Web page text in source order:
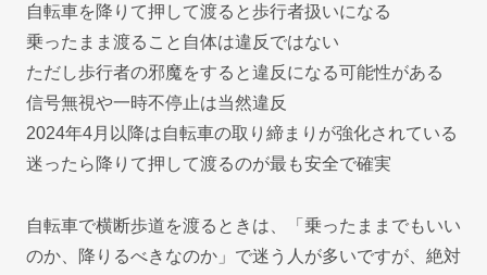
自転車を降りて押して渡ると歩行者扱いになる
乗ったまま渡ること自体は違反ではない
ただし歩行者の邪魔をすると違反になる可能性がある
信号無視や一時不停止は当然違反
2024年4月以降は自転車の取り締まりが強化されている
迷ったら降りて押して渡るのが最も安全で確実
自転車で横断歩道を渡るときは、「乗ったままでもいい
のか、降りるべきなのか」で迷う人が多いですが、絶対